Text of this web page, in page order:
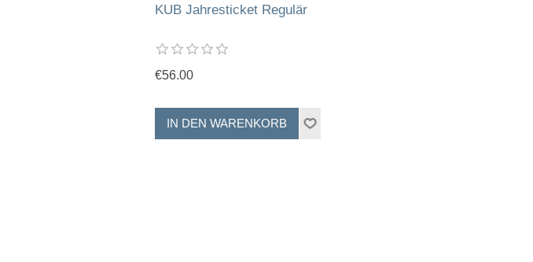
KUB Jahresticket Regulär
€56.00